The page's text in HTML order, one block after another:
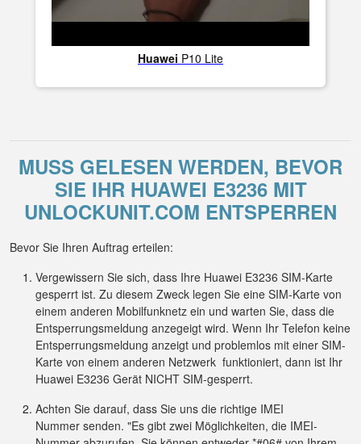
Huawei P10 Lite
MUSS GELESEN WERDEN, BEVOR
SIE IHR HUAWEI E3236 MIT
UNLOCKUNIT.COM ENTSPERREN
Bevor Sie Ihren Auftrag erteilen:
Vergewissern Sie sich, dass Ihre Huawei E3236 SIM-Karte
gesperrt ist. Zu diesem Zweck legen Sie eine SIM-Karte von
einem anderen Mobilfunknetz ein und warten Sie, dass die
Entsperrungsmeldung anzegeigt wird. Wenn Ihr Telefon keine
Entsperrungsmeldung anzeigt und problemlos mit einer SIM-
Karte von einem anderen Netzwerk funktioniert, dann ist Ihr
Huawei E3236 Gerät NICHT SIM-gesperrt.
Achten Sie darauf, dass Sie uns die richtige IMEI
Nummer senden. "Es gibt zwei Möglichkeiten, die IMEI-